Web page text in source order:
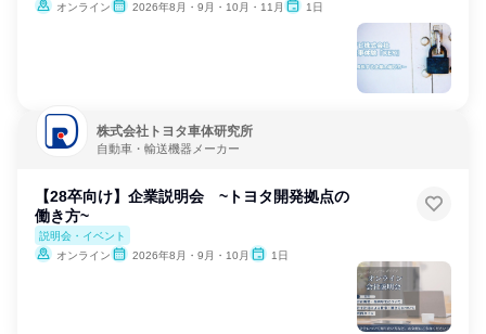
オンライン
2026年8月・9月・10月・11月 1日
株式会社トヨタ車体研究所
自動車・輸送機器メーカー
【28卒向け】企業説明会 ~トヨタ開発拠点の
働き方~
説明会・イベント
オンライン
2026年8月・9月・10月 1日